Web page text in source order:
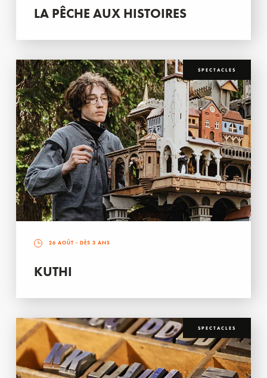
LA PÊCHE AUX HISTOIRES
SPECTACLES
26 AOÛT - DÈS 3 ANS
KUTHI
SPECTACLES